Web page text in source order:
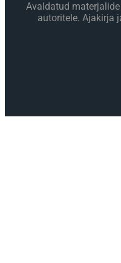
Avaldatud
autoritele. Ajakirja